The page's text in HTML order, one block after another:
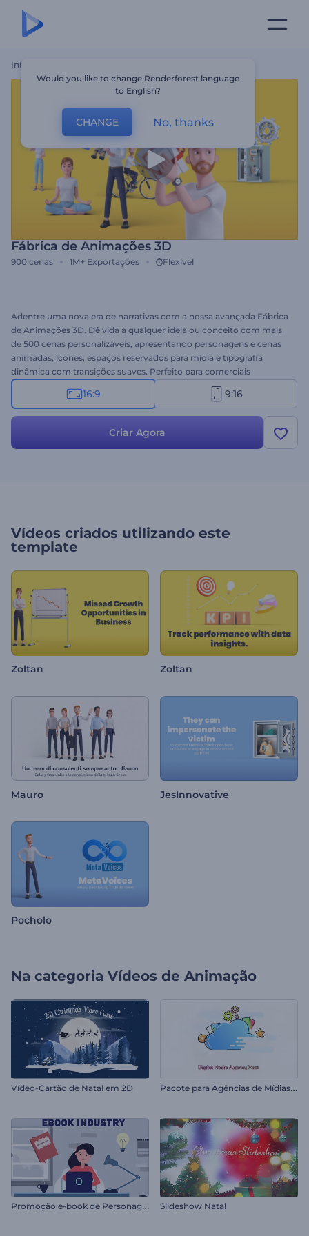
Início
Fábrica de Animações 3D
900 cenas 1M+ Exportações Flexível
Adentre uma nova era de narrativas com a nossa avançada Fábrica
de Animações 3D. Dê vida a qualquer ideia ou conceito com mais
de 500 cenas personalizáveis, apresentando personagens e cenas
animadas, ícones, espaços reservados para mídia e tipografia
dinâmica com transições suaves. Perfeito para comerciais
animados, vídeos explicativos, apresentações de empresas ou
serviços, vídeos promocionais e muito mais. Selecione as cenas
de fundo em nossa vasta biblioteca ou faça o upload de sua
narração para uma animação única. Crie agora gratuitamente!
16:9 9:16
Criar Agora
Vídeos criados utilizando este
template
Zoltan Zoltan
Mauro JesInnovative
Pocholo
Na categoria Vídeos de Animação
Vídeo-Cartão de Natal em 2D P
acote para Agências de Mídias Digitais
P
romoção e-book de Personagem Slideshow Natal
Would you like to change Renderforest language
to English?
CHANGE No, thanks